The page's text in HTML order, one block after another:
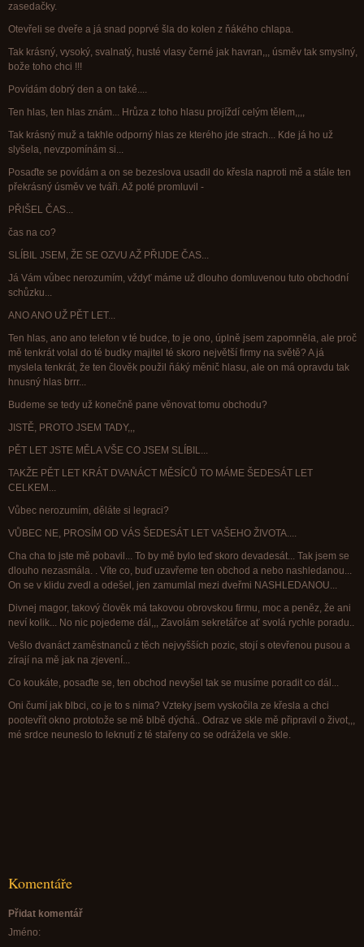
zasedačky.
Otevřeli se dveře a já snad poprvé šla do kolen z ňákého chlapa.
Tak krásný, vysoký, svalnatý, husté vlasy černé jak havran,,, úsměv tak smyslný,
bože toho chci !!!
Povídám dobrý den a on také....
Ten hlas, ten hlas znám... Hrůza z toho hlasu projíždí celým tělem,,,,
Tak krásný muž a takhle odporný hlas ze kterého jde strach... Kde já ho už
slyšela, nevzpomínám si...
Posaďte se povídám a on se bezeslova usadil do křesla naproti mě a stále ten
překrásný úsměv ve tváři. Až poté promluvil -
PŘIŠEL ČAS...
čas na co?
SLÍBIL JSEM, ŽE SE OZVU AŽ PŘIJDE ČAS...
Já Vám vůbec nerozumím, vždyť máme už dlouho domluvenou tuto obchodní
schůzku...
ANO ANO UŽ PĚT LET...
Ten hlas, ano ano telefon v té budce, to je ono, úplně jsem zapomněla, ale proč
mě tenkrát volal do té budky majitel té skoro největší firmy na světě? A já
myslela tenkrát, že ten člověk použil ňáký měnič hlasu, ale on má opravdu tak
hnusný hlas brrr...
Budeme se tedy už konečně pane věnovat tomu obchodu?
JISTĚ, PROTO JSEM TADY,,,
PĚT LET JSTE MĚLA VŠE CO JSEM SLÍBIL...
TAKŽE PĚT LET KRÁT DVANÁCT MĚSÍCŮ TO MÁME ŠEDESÁT LET
CELKEM...
Vůbec nerozumím, děláte si legraci?
VŮBEC NE, PROSÍM OD VÁS ŠEDESÁT LET VAŠEHO ŽIVOTA....
Cha cha to jste mě pobavil... To by mě bylo teď skoro devadesát... Tak jsem se
dlouho nezasmála. . Víte co, buď uzavřeme ten obchod a nebo nashledanou...
On se v klidu zvedl a odešel, jen zamumlal mezi dveřmi NASHLEDANOU...
Divnej magor, takový člověk má takovou obrovskou firmu, moc a peněz, že ani
neví kolik... No nic pojedeme dál,,, Zavolám sekretářce ať svolá rychle poradu..
Vešlo dvanáct zaměstnanců z těch nejvyšších pozic, stojí s otevřenou pusou a
zírají na mě jak na zjevení...
Co koukáte, posaďte se, ten obchod nevyšel tak se musíme poradit co dál...
Oni čumí jak blbci, co je to s nima? Vzteky jsem vyskočila ze křesla a chci
pootevřít okno prototože se mě blbě dýchá.. Odraz ve skle mě připravil o život,,,
mé srdce neuneslo to leknutí z té stařeny co se odrážela ve skle.
Komentáře
Přidat komentář
Jméno: